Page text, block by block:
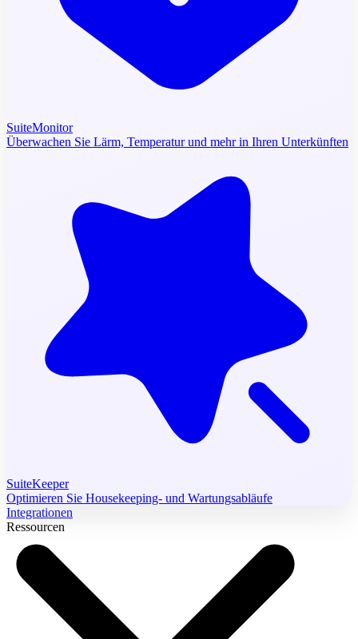
SuiteMonitor
Überwachen Sie Lärm, Temperatur und mehr in Ihren Unterkünften
SuiteKeeper
Optimieren Sie Housekeeping- und Wartungsabläufe
Integrationen
Ressourcen